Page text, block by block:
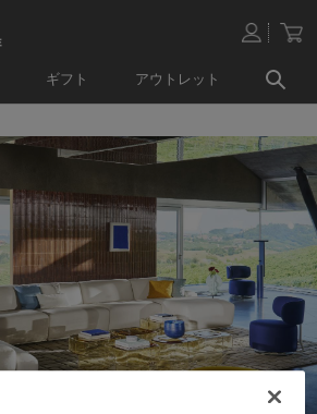
ギフト アウトレット